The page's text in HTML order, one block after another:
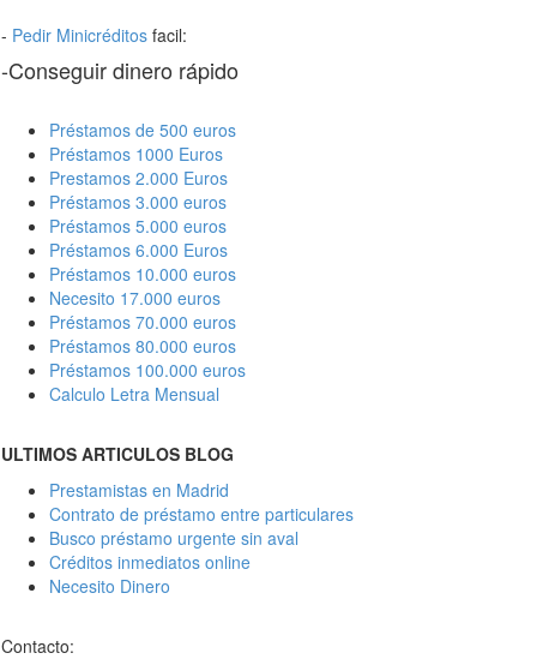
- Pedir Minicréditos facil:
-Conseguir dinero rápido
Préstamos de 500 euros
Préstamos 1000 Euros
Prestamos 2.000 Euros
Préstamos 3.000 euros
Préstamos 5.000 euros
Préstamos 6.000 Euros
Préstamos 10.000 euros
Necesito 17.000 euros
Préstamos 70.000 euros
Préstamos 80.000 euros
Préstamos 100.000 euros
Calculo Letra Mensual
ULTIMOS ARTICULOS BLOG
Prestamistas en Madrid
Contrato de préstamo entre particulares
Busco préstamo urgente sin aval
Créditos inmediatos online
Necesito Dinero
Contacto: